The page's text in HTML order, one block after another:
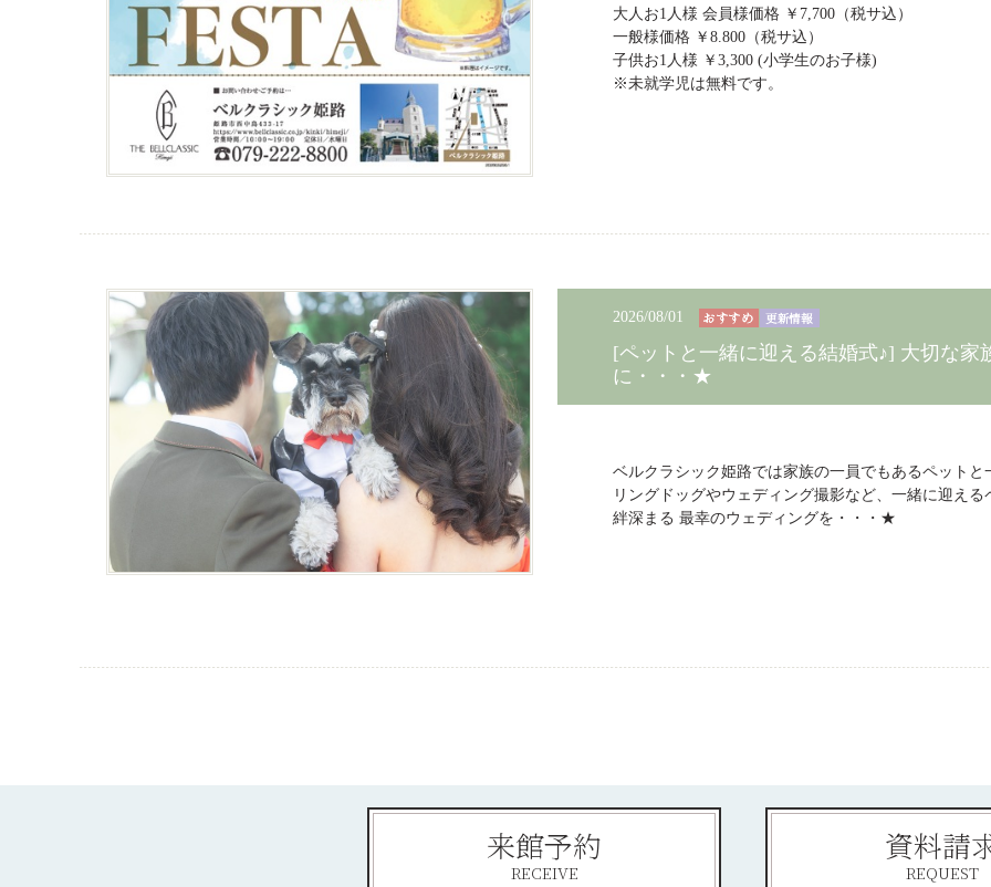
大人お1人様 会員様価格 ￥7,700（税サ込）
一般様価格 ￥8.800（税サ込）
子供お1人様 ￥3,300 (小学生のお子様)
※未就学児は無料です。
2026/08/01
[ペットと一緒に迎える結婚式♪] 大切な家
に・・・★
ベルクラシック姫路では家族の一員でもあるペットと
リングドッグやウェディング撮影など、一緒に迎える
絆深まる 最幸のウェディングを・・・★
来館予約
RECEIVE
資料請
REQUEST